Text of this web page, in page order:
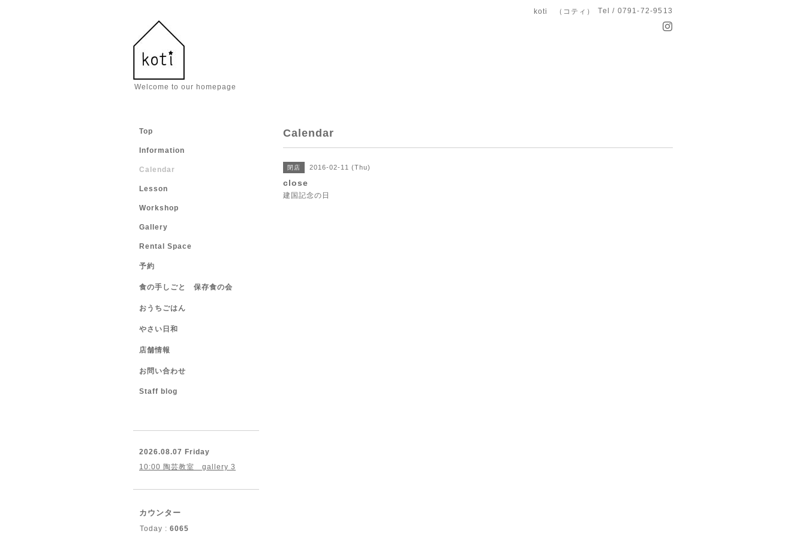
koti （コティ） Tel / 0791-72-9513
Welcome to our homepage
Calendar
閉店 2016-02-11 (Thu)
close
建国記念の日
Top
Information
Calendar
Lesson
Workshop
Gallery
Rental Space
予約
食の手しごと 保存食の会
おうちごはん
やさい日和
店舗情報
お問い合わせ
Staff blog
2026.08.07 Friday
10:00 陶芸教室 gallery 3
カウンター
Today : 6065